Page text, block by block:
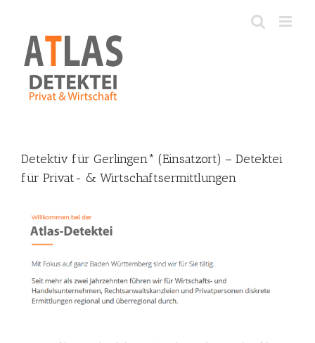
content
Detektiv für Gerlingen* (Einsatzort) – Detektei
für Privat- & Wirtschaftsermittlungen